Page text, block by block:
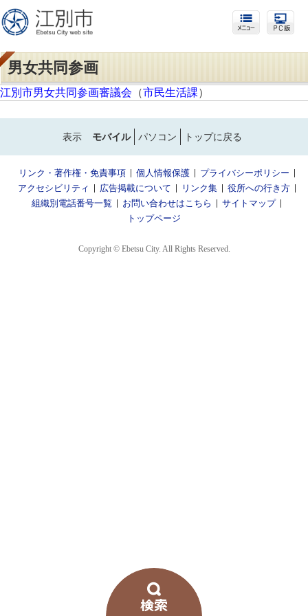
男女共同参画
江別市男女共同参画審議会 （市民生活課）
表示 モバイル パソコン トップに戻る
リンク・著作権・免責事項 個人情報保護
プライバシーポリシー
アクセシビリティ
広告掲載について リンク集
役所への行き方
組織別電話番号一覧
お問い合わせはこちら
サイトマップ
トップページ
Copyright © Ebetsu City. All Rights Reserved.